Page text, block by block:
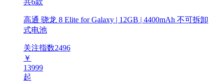
共6款
高通 骁龙 8 Elite for Galaxy | 12GB | 4400mAh 不可拆卸
式电池
关注指数2496
￥
13999
起